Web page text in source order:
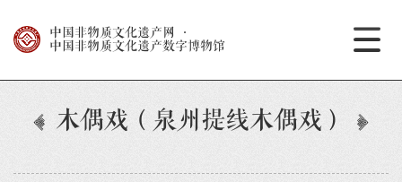
中国非物质文化遗产网
·
中国非物质文化遗产数字博物馆
木偶戏（泉州提线木偶戏）